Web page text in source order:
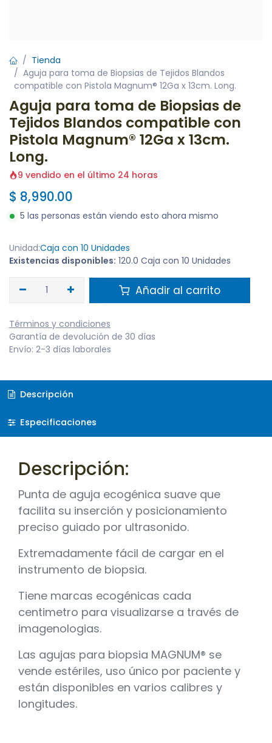
Tienda
Aguja para toma de Biopsias de Tejidos Blandos
compatible con Pistola Magnum® 12Ga x 13cm. Long.
Aguja para toma de Biopsias de
Tejidos Blandos compatible con
Pistola Magnum® 12Ga x 13cm.
Long.
9 vendido en el último 24 horas
$ 8,990.00
5 las personas están viendo esto ahora mismo
Unidad:Caja con 10 Unidades
Existencias disponibles: 120.0 Caja con 10 Unidades
Añadir al carrito
Términos y condiciones
Garantía de devolución de 30 días
Envío: 2-3 días laborales
Descripción
Especificaciones
Descripción:
Punta de aguja ecogénica suave que
facilita su inserción y posicionamiento
preciso guiado por ultrasonido.
Extremadamente fácil de cargar en el
instrumento de biopsia.
Tiene marcas ecogénicas cada
centimetro para visualizarse a través de
imagenologias.
Las agujas para biopsia MAGNUM® se
vende estériles, uso único por paciente y
están disponibles en varios calibres y
longitudes.